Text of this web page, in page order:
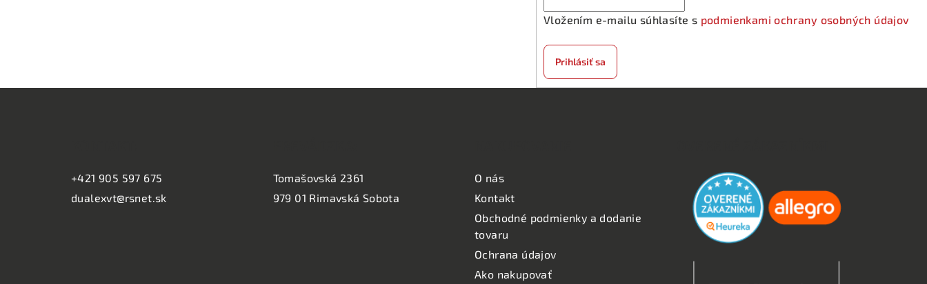
Vložením e-mailu súhlasíte s podmienkami ochrany osobných údajov
Prihlásiť sa
+421 905 597 675
dualexvt@rsnet.sk
Tomašovská 2361
979 01 Rimavská Sobota
O nás
Kontakt
Obchodné podmienky a dodanie
tovaru
Ochrana údajov
Ako nakupovať